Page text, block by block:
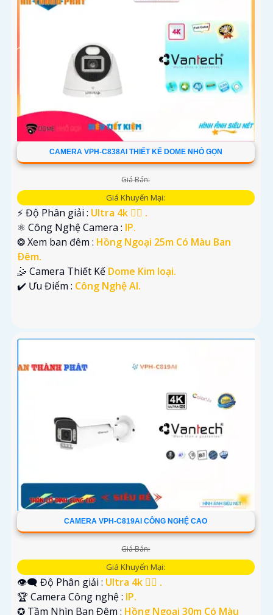
CAMERA VPH-C838AI THIẾT KẾ DOME NHỎ GỌN
Giá Bán:
Giá Khuyến Mại:
️⚡ Độ Phân giải : Ultra 4k 👍🏾 .
⚛️ Công Nghệ Camera : IP.
❂ Xem ban đêm : Hồng Ngoại 25m Có Màu Ban
Ðêm.
🤹 Camera Thiết Kế Dome Kim loại.
️✔️ Ưu Điểm : Công Nghệ AI.
CAMERA VPH-C819AI CÔNG NGHỆ CAO
Giá Bán:
Giá Khuyến Mại:
👁️‍🗨 Độ Phân giải : Ultra 4k 👍🏾 .
🏆 Camera Công nghệ : IP.
✪ Tầm Nhìn Ban Đêm : Hồng Ngoại 30m Có Màu